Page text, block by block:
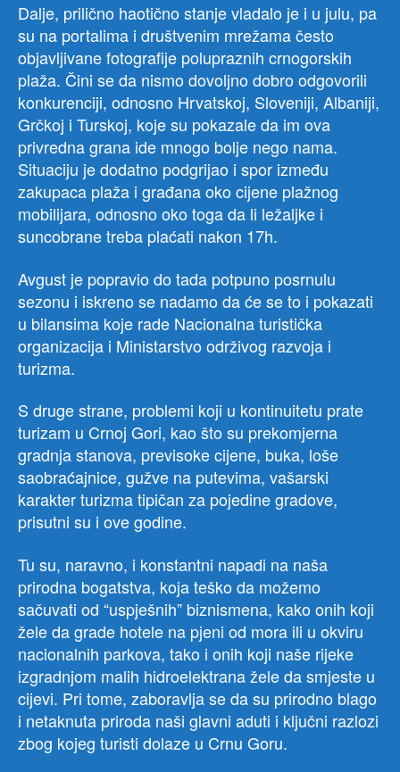
Dalje, prilično haotično stanje vladalo je i u julu, pa
su na portalima i društvenim mrežama često
objavljivane fotografije polupraznih crnogorskih
plaža. Čini se da nismo dovoljno dobro odgovorili
konkurenciji, odnosno Hrvatskoj, Sloveniji, Albaniji,
Grčkoj i Turskoj, koje su pokazale da im ova
privredna grana ide mnogo bolje nego nama.
Situaciju je dodatno podgrijao i spor između
zakupaca plaža i građana oko cijene plažnog
mobilijara, odnosno oko toga da li ležaljke i
suncobrane treba plaćati nakon 17h.
Avgust je popravio do tada potpuno posrnulu
sezonu i iskreno se nadamo da će se to i pokazati
u bilansima koje rade Nacionalna turistička
organizacija i Ministarstvo održivog razvoja i
turizma.
S druge strane, problemi koji u kontinuitetu prate
turizam u Crnoj Gori, kao što su prekomjerna
gradnja stanova, previsoke cijene, buka, loše
saobraćajnice, gužve na putevima, vašarski
karakter turizma tipičan za pojedine gradove,
prisutni su i ove godine.
Tu su, naravno, i konstantni napadi na naša
prirodna bogatstva, koja teško da možemo
sačuvati od “uspješnih” biznismena, kako onih koji
žele da grade hotele na pjeni od mora ili u okviru
nacionalnih parkova, tako i onih koji naše rijeke
izgradnjom malih hidroelektrana žele da smjeste u
cijevi. Pri tome, zaboravlja se da su prirodno blago
i netaknuta priroda naši glavni aduti i ključni razlozi
zbog kojeg turisti dolaze u Crnu Goru.